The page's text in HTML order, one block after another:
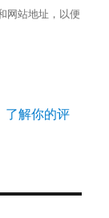
网站地址，以便
了解你的评